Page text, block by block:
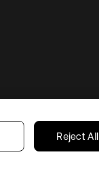
des cookies
Reject All